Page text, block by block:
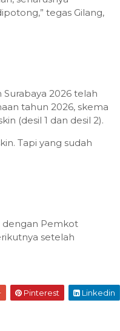
tegas Gilang,
2026 telah
tahun 2026, skema
(desil 1 dan desil 2).
Tapi yang sudah
dengan Pemkot
setelah
Pinterest Linkedin